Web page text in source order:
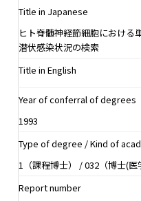
Title in Japanese
ヒト脊髄神経節細胞における
潜伏感染状況の検索
Title in English
Year of conferral of degrees
1993
Type of degree / Kind of
1（課程博士） / 032（博士(医
Report number